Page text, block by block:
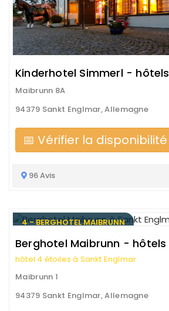
Kinderhotel Simmerl - hôtels
Maibrunn 8A
94379 Sankt Englmar, Allemagne
📅 Vérifier la disponibilité
96 Avis
4 - BERGHOTEL MAIBRUNN
Berghotel Maibrunn - hôtels
hôtel 4 étoiles à Sankt Englmar
Maibrunn 1
94379 Sankt Englmar, Allemagne